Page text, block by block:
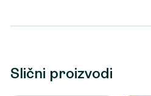
Slični proizvodi